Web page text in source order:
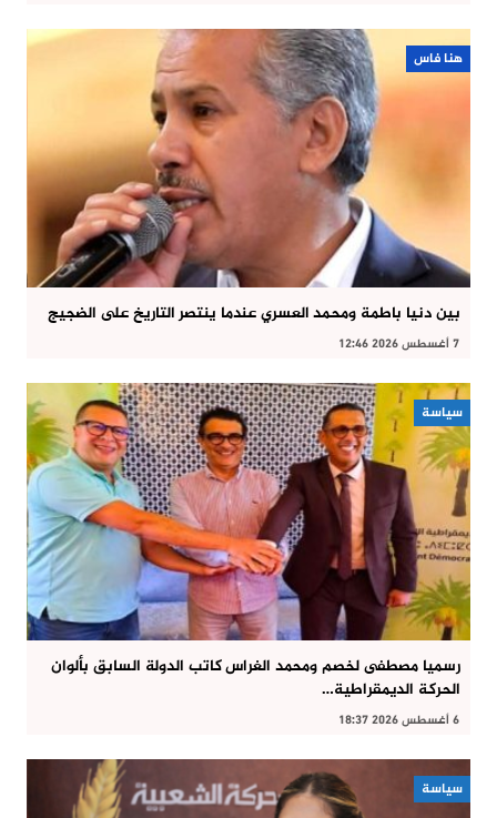
هنا فاس
بين دنيا باطمة ومحمد العسري عندما ينتصر التاريخ على الضجيج
7 أغسطس 2026 12:46
سياسة
رسميا مصطفى لخصم ومحمد الغراس كاتب الدولة السابق بألوان
الحركة الديمقراطية…
6 أغسطس 2026 18:37
سياسة